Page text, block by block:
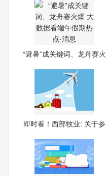
“避暑”成关键词、龙舟赛火
即时看！西部牧业: 关于参